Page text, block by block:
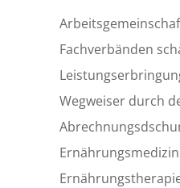
Fachverbänden
Wegweiser durch